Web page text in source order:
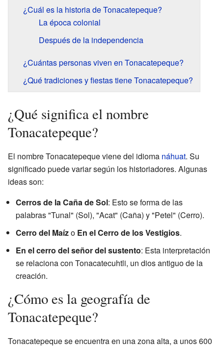
¿Cuál es la historia de Tonacatepeque?
La época colonial
Después de la independencia
¿Cuántas personas viven en Tonacatepeque?
¿Qué tradiciones y fiestas tiene Tonacatepeque?
¿Qué significa el nombre
Tonacatepeque?
El nombre Tonacatepeque viene del idioma náhuat. Su
significado puede variar según los historiadores. Algunas
ideas son:
Cerros de la Caña de Sol: Esto se forma de las
palabras "Tunal" (Sol), "Acat" (Caña) y "Petel" (Cerro).
Cerro del Maízo En el Cerro de los Vestigios.
En el cerro del señor del sustento: Esta interpretación
se relaciona con Tonacatecuhtli, un dios antiguo de la
creación.
¿Cómo es la geografía de
Tonacatepeque?
Tonacatepeque se encuentra en una zona alta, a unos 600